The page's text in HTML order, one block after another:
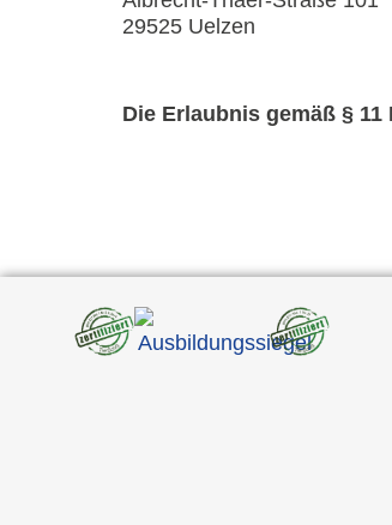
29525 Uelzen
Die Erlaubnis gemäß §